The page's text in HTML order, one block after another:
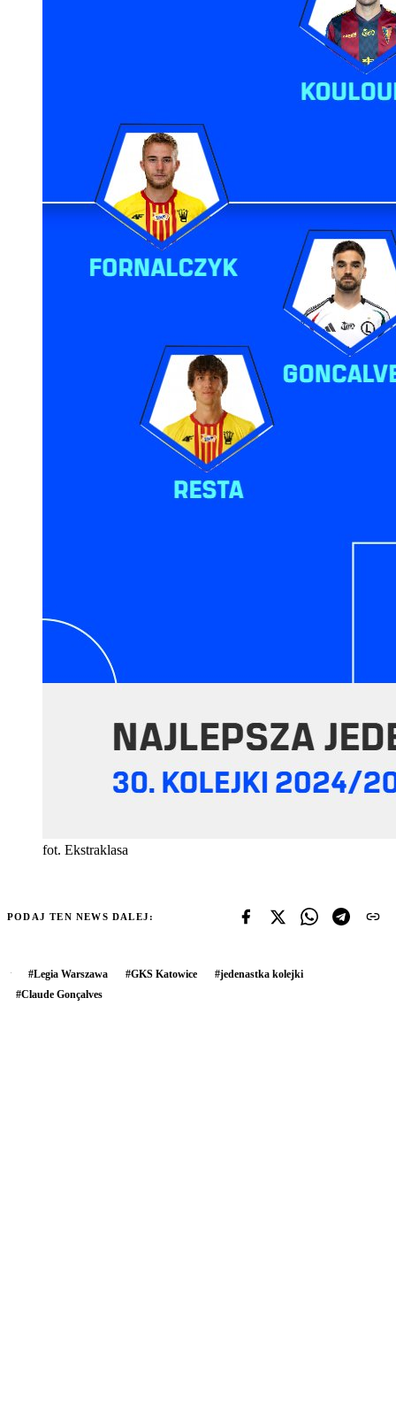
fot. Ekstraklasa
PODAJ TEN NEWS DALEJ:
#Legia Warszawa #GKS Katowice #jedenastka kolejki
#Claude Gonçalves